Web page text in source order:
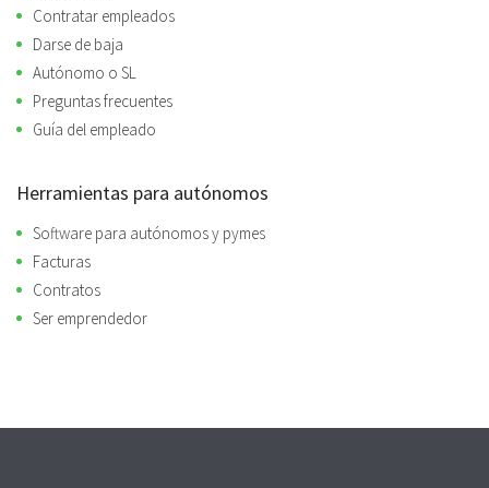
Contratar empleados
Darse de baja
Autónomo o SL
Preguntas frecuentes
Guía del empleado
Herramientas para autónomos
Software para autónomos y pymes
Facturas
Contratos
Ser emprendedor